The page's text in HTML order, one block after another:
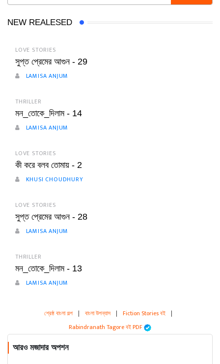
NEW REALESED
LOVE STORIES
সুপ্ত প্রেমের আগুন - 29
LAMISA ANJUM
THRILLER
মন_তোকে_দিলাম - 14
LAMISA ANJUM
LOVE STORIES
কী করে বলব তোমায় - 2
KHUSI CHOUDHURY
LOVE STORIES
সুপ্ত প্রেমের আগুন - 28
LAMISA ANJUM
THRILLER
মন_তোকে_দিলাম - 13
LAMISA ANJUM
শ্রেষ্ঠ বাংলা গল্প | বাংলা উপন্যাস | Fiction Stories বই |
Rabindranath Tagore বই PDF
আরও মজাদার অপশন